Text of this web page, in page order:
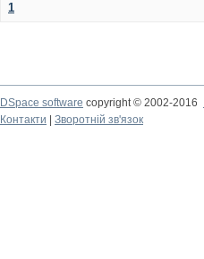
1
DSpace software copyright © 2002-2016
Контакти
Зворотній зв'язок